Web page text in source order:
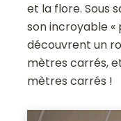
et la flore. Sous
son incroyable «
découvrent un
mètres carrés,
mètres carrés !